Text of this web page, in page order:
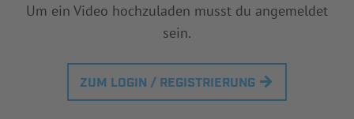
Um ein Video hochzuladen musst du angemeldet
sein.
ZUM LOGIN / REGISTRIERUNG